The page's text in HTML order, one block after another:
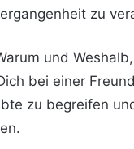
zu
und
bei einer
zu begreifen